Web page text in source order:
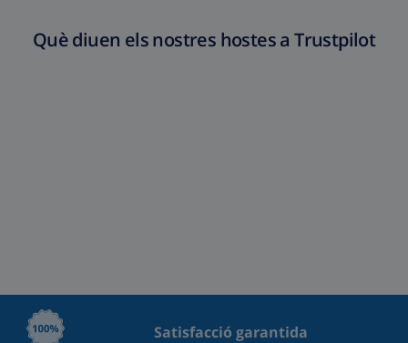
Què diuen els nostres hostes a Trustpilot
Satisfacció garantida